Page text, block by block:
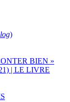
)
BIEN »
| LE LIVRE